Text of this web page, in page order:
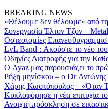
BREAKING NEWS
«Θέλουμε δεν θέλουμε» από
Συνεργασία Έλτον Τζον –
Οστεοτομίες
LvL Band : Ακούστε το νέο
Οδηγίες Διατροφής για την
Ο Ayaz μας παρουσιάζει το
Ρήξη μηνίσκου – o Dr
Χάρης Κωστόπουλος – «Όταν
Κυκλοφόρησε η νέα επιτυχία
Ανοιχτή πρόσκληση σε